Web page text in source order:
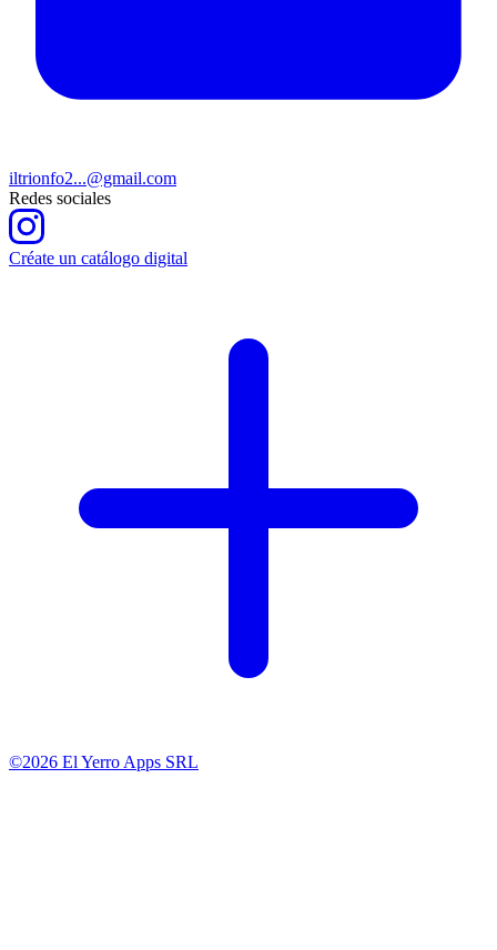
iltrionfo2...@gmail.com
Redes sociales
Créate un catálogo digital
©2026 El Yerro Apps SRL